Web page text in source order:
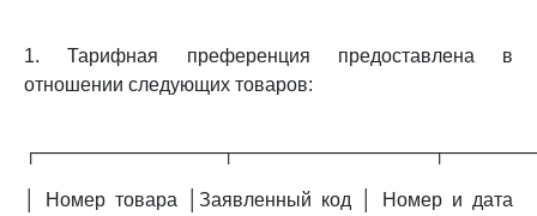
1. Тарифная преференция предоставлена в
отношении следующих товаров:
│ Номер товара │Заявленный код │ Номер и дата